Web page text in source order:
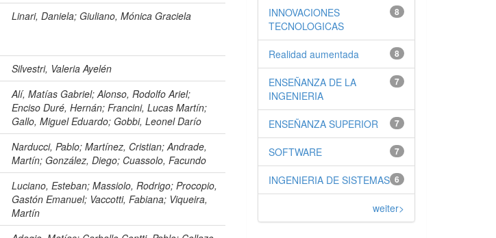
Linari, Daniela; Giuliano, Mónica Graciela
Silvestri, Valeria Ayelén
Alí, Matías Gabriel; Alonso, Rodolfo Ariel;
Enciso Duré, Hernán; Francini, Lucas Martín;
Gallo, Miguel Eduardo; Gobbi, Leonel Darío
Narducci, Pablo; Martínez, Cristian; Andrade,
Martín; González, Diego; Cuassolo, Facundo
Luciano, Esteban; Massiolo, Rodrigo; Procopio,
Gastón Emanuel; Vaccotti, Fabiana; Viqueira,
Martín
8
INNOVACIONES
TECNOLOGICAS
8
Realidad aumentada
7
ENSEÑANZA DE LA
INGENIERIA
7
ENSEÑANZA SUPERIOR
7
SOFTWARE
6
INGENIERIA DE SISTEMAS
weiter>